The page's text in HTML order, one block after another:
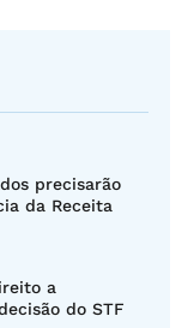
precisarão
da Receita
a
do STF